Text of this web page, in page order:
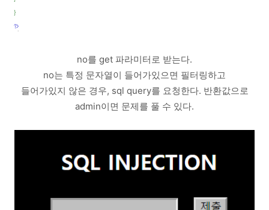
no를 get 파라미터로 받는다.
no는 특정 문자열이 들어가있으면 필터링하고
들어가있지 않은 경우, sql query를 요청한다. 반환값으로
admin이면 문제를 풀 수 있다.